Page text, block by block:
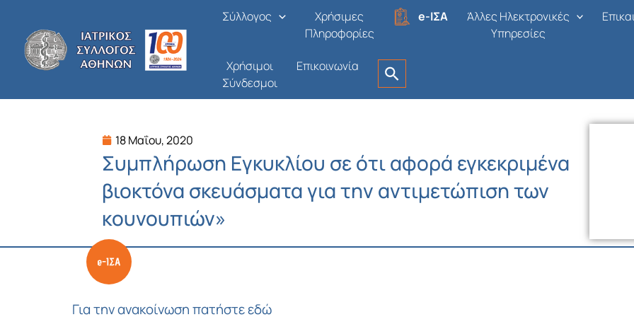
περιεχόμενο
Σύλλογος
Χρήσιμες
Πληροφορίες
e-ΙΣΑ
Άλλες Ηλεκτρονικές
Υπηρεσίες
Χρήσιμοι
Σύνδεσμοι
Επικοινωνία
18 Μαΐου, 2020
Συμπλήρωση Εγκυκλίου σε ότι αφορά εγκεκριμένα
βιοκτόνα σκευάσματα για την αντιμετώπιση των
κουνουπιών»
Για την ανακοίνωση πατήστε εδώ